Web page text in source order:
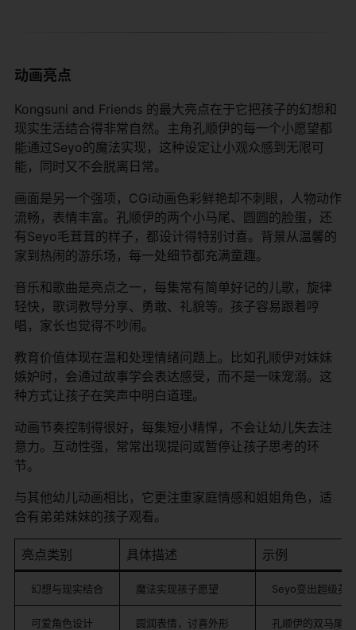
动画亮点
Kongsuni and Friends 的最大亮点在于它把孩子的幻想和
现实生活结合得非常自然。主角孔顺伊的每一个小愿望都
能通过Seyo的魔法实现，这种设定让小观众感到无限可
能，同时又不会脱离日常。
画面是另一个强项，CGI动画色彩鲜艳却不刺眼，人物动作
流畅，表情丰富。孔顺伊的两个小马尾、圆圆的脸蛋，还
有Seyo毛茸茸的样子，都设计得特别讨喜。背景从温馨的
家到热闹的游乐场，每一处细节都充满童趣。
音乐和歌曲是亮点之一，每集常有简单好记的儿歌，旋律
轻快，歌词教导分享、勇敢、礼貌等。孩子容易跟着哼
唱，家长也觉得不吵闹。
教育价值体现在温和处理情绪问题上。比如孔顺伊对妹妹
嫉妒时，会通过故事学会表达感受，而不是一味宠溺。这
种方式让孩子在笑声中明白道理。
动画节奏控制得很好，每集短小精悍，不会让幼儿失去注
意力。互动性强，常常出现提问或暂停让孩子思考的环
节。
与其他幼儿动画相比，它更注重家庭情感和姐姐角色，适
合有弟弟妹妹的孩子观看。
亮点类别 具体描述 示例
幻想与现实结合 魔法实现孩子愿望 Seyo变出超级英
可爱角色设计 圆润表情，讨喜外形 孔顺伊的双马尾